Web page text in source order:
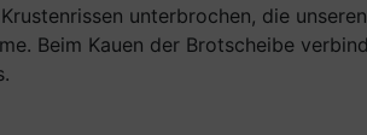
unterbrochen, die
Beim Kauen der Brotscheibe